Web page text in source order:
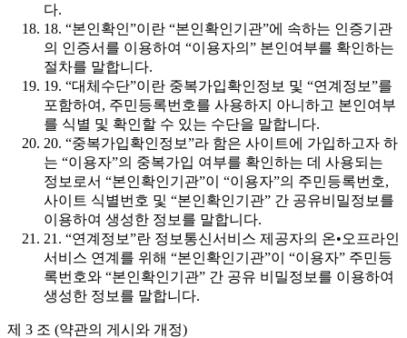
다.
18. “본인확인”이란 “본인확인기관”에 속하는 인증기관
의 인증서를 이용하여 “이용자의” 본인여부를 확인하는
절차를 말합니다.
19. “대체수단”이란 중복가입확인정보 및 “연계정보”를
포함하여, 주민등록번호를 사용하지 아니하고 본인여부
를 식별 및 확인할 수 있는 수단을 말합니다.
20. “중복가입확인정보”라 함은 사이트에 가입하고자 하
는 “이용자”의 중복가입 여부를 확인하는 데 사용되는
정보로서 “본인확인기관”이 “이용자”의 주민등록번호,
사이트 식별번호 및 “본인확인기관” 간 공유비밀정보를
이용하여 생성한 정보를 말합니다.
21. “연계정보”란 정보통신서비스 제공자의 온•오프라인
서비스 연계를 위해 “본인확인기관”이 “이용자” 주민등
록번호와 “본인확인기관” 간 공유 비밀정보를 이용하여
생성한 정보를 말합니다.
제 3 조 (약관의 게시와 개정)